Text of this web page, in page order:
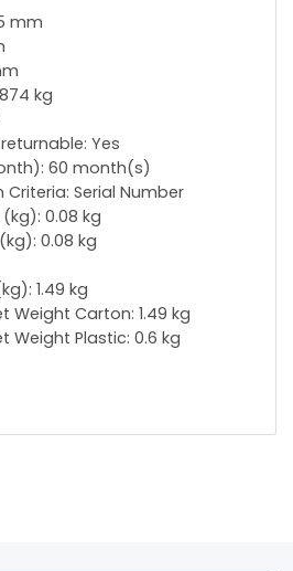
mm
kg
Yes
60 month(s)
Serial Number
0.08 kg
0.08 kg
1.49 kg
Weight Carton: 1.49 kg
Weight Plastic: 0.6 kg